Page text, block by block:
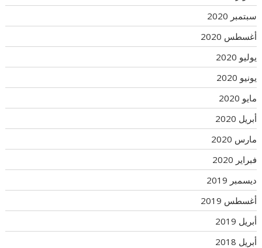
سبتمبر 2020
أغسطس 2020
يوليو 2020
يونيو 2020
مايو 2020
أبريل 2020
مارس 2020
فبراير 2020
ديسمبر 2019
أغسطس 2019
أبريل 2019
أبريل 2018